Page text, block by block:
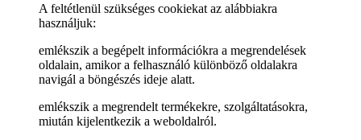
A feltétlenül szükséges cookiekat az alábbiakra
használjuk:
emlékszik a begépelt információkra a megrendelések
oldalain, amikor a felhasználó különböző oldalakra
navigál a böngészés ideje alatt.
emlékszik a megrendelt termékekre, szolgáltatásokra,
miután kijelentkezik a weboldalról.